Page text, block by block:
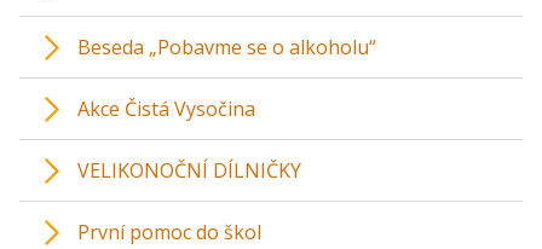
Beseda „Pobavme se o alkoholu“
Akce Čistá Vysočina
VELIKONOČNÍ DÍLNIČKY
První pomoc do škol